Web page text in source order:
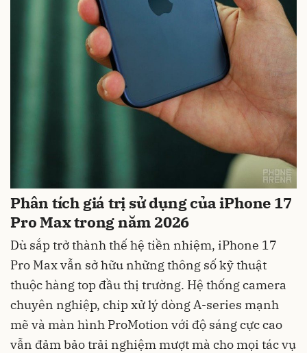
Phân tích giá trị sử dụng của iPhone 17
Pro Max trong năm 2026
Dù sắp trở thành thế hệ tiền nhiệm, iPhone 17
Pro Max vẫn sở hữu những thông số kỹ thuật
thuộc hàng top đầu thị trường. Hệ thống camera
chuyên nghiệp, chip xử lý dòng A-series mạnh
mẽ và màn hình ProMotion với độ sáng cực cao
vẫn đảm bảo trải nghiệm mượt mà cho mọi tác vụ